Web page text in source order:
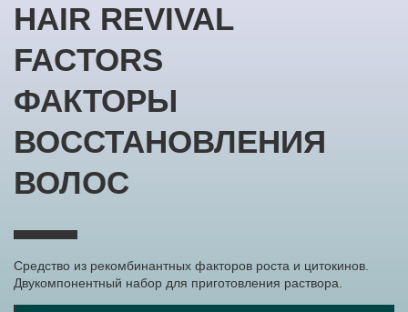
HAIR REVIVAL
FACTORS
ФАКТОРЫ
ВОССТАНОВЛЕНИЯ
ВОЛОС
Средство из рекомбинантных факторов роста и цитокинов.
Двукомпонентный набор для приготовления раствора.